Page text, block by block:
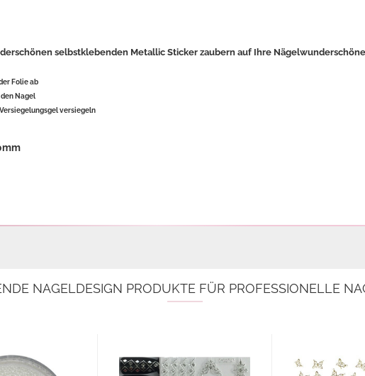
selbstklebenden Metallic Sticker zaubern auf Ihre
Folie ab
Nagel
versiegeln
NAGELDESIGN PRODUKTE FÜR PROFESSIONELLE